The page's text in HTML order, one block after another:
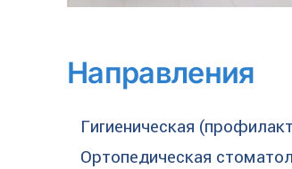
Направления
Гигиеническая
Ортопедическая